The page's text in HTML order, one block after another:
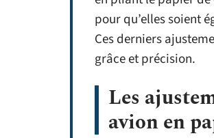
pour qu’elles soient
Ces derniers
grâce et précision.
Les
avion en